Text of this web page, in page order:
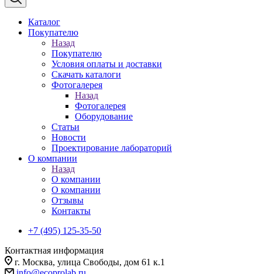
Каталог
Покупателю
Назад
Покупателю
Условия оплаты и доставки
Скачать каталоги
Фотогалерея
Назад
Фотогалерея
Оборудование
Статьи
Новости
Проектирование лабораторий
О компании
Назад
О компании
О компании
Отзывы
Контакты
+7 (495) 125-35-50
Контактная информация
г. Москва, улица Свободы, дом 61 к.1